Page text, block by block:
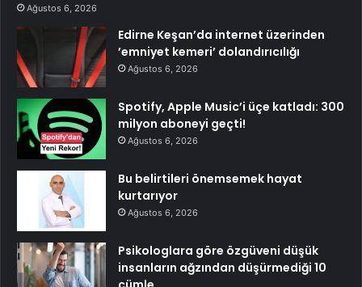
Ağustos 6, 2026
Edirne Keşan’da internet üzerinden
’emniyet kemeri’ dolandırıcılığı
Ağustos 6, 2026
Spotify, Apple Music’i üçe katladı: 300
milyon aboneyi geçti!
Ağustos 6, 2026
Bu belirtileri önemsemek hayat
kurtarıyor
Ağustos 6, 2026
Psikologlara göre özgüveni düşük
insanların ağzından düşürmediği 10